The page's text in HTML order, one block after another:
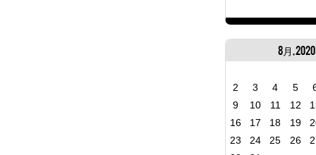
8月, 2020
2 3 4 5
9
10 11 12
16
17 18 19
23
24 25 26